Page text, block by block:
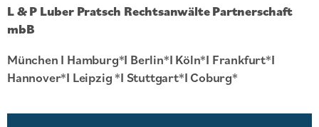
L & P Luber Pratsch Rechtsanwälte Partnerschaft
mbB
München I Hamburg*I Berlin*I Köln*I Frankfurt*I
Hannover*I Leipzig *I Stuttgart*I Coburg*